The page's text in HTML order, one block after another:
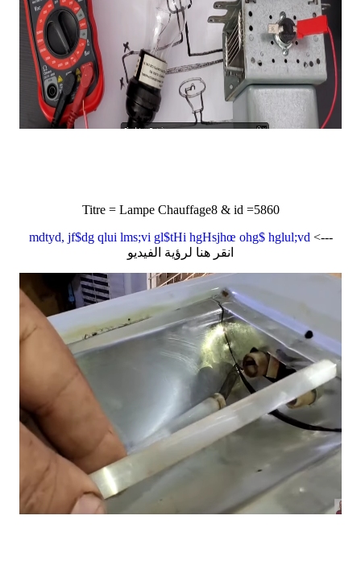
Titre = Lampe Chauffage8 & id =5860
mdtyd, jf$dg qlui lms;vi gl$tHi hgHsjhœ ohg$ hglul;vd <---
انقر هنا لرؤية الفيديو